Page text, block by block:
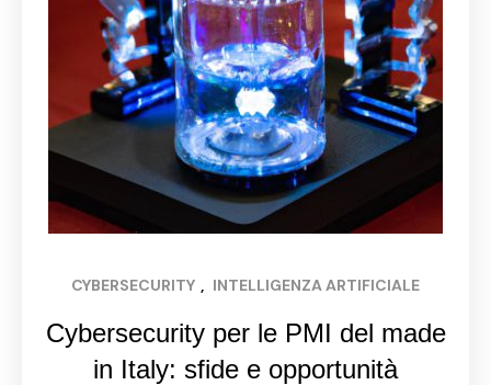
CYBERSECURITY , INTELLIGENZA ARTIFICIALE
Cybersecurity per le PMI del made
in Italy: sfide e opportunità